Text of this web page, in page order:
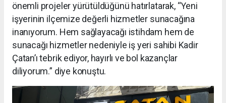
önemli projeler yürütüldüğünü hatırlatarak, “Yeni
işyerinin ilçemize değerli hizmetler sunacağına
inanıyorum. Hem sağlayacağı istihdam hem de
sunacağı hizmetler nedeniyle iş yeri sahibi Kadir
Çatan’ı tebrik ediyor, hayırlı ve bol kazançlar
diliyorum.” diye konuştu.